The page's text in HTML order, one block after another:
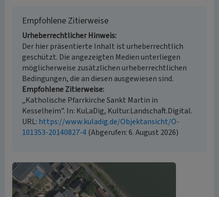
Empfohlene Zitierweise
Urheberrechtlicher Hinweis
Der hier präsentierte Inhalt ist urheberrechtlich
geschützt. Die angezeigten Medien unterliegen
möglicherweise zusätzlichen urheberrechtlichen
Bedingungen, die an diesen ausgewiesen sind.
Empfohlene Zitierweise
„Katholische Pfarrkirche Sankt Martin in
Kesselheim”. In: KuLaDig, Kultur.Landschaft.Digital.
URL: https://www.kuladig.de/Objektansicht/O-
101353-20140827-4(Abgerufen: 6. August 2026)